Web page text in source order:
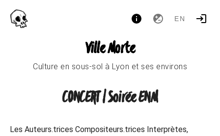
EN
Ville Morte
Culture en sous-sol à Lyon et ses environs
CONCERT | Soirée ENM
Les Auteurs.trices Compositeurs.trices Interprètes,